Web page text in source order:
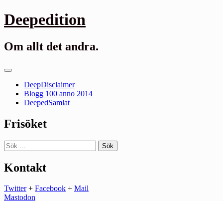
Gå
till
Deepedition
Om allt det andra.
Primär
DeepDisclaimer
Blogg 100 anno 2014
DeepedSamlat
Frisöket
Sök
efter:
Kontakt
Twitter+ Facebook + Mail
Mastodon